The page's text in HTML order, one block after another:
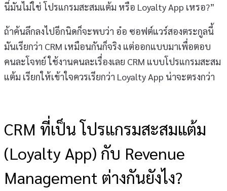
นี่มันไม่ใช่ โปรแกรมสะสมแต้ม หรือ Loyalty App เหรอ?”
ถ้าค้นลึกลงไปอีกนิดก็จะพบว่า อ๋อ ซอฟต์แวร์สองตระกูลนี้
มันเรียกว่า CRM เหมือนกันก็จริง แต่ออกแบบมาเพื่อตอบ
คนละโจทย์ ใช้งานคนละเรื่องเลย CRM แบบโปรแกรมสะสม
แต้ม เรียกให้เข้าใจควรเรียกว่า Loyalty App น่าจะตรงกว่า
CRM ที่เป็น โปรแกรมสะสมแต้ม
(Loyalty App) กับ Revenue
Management ต่างกันยังไง?